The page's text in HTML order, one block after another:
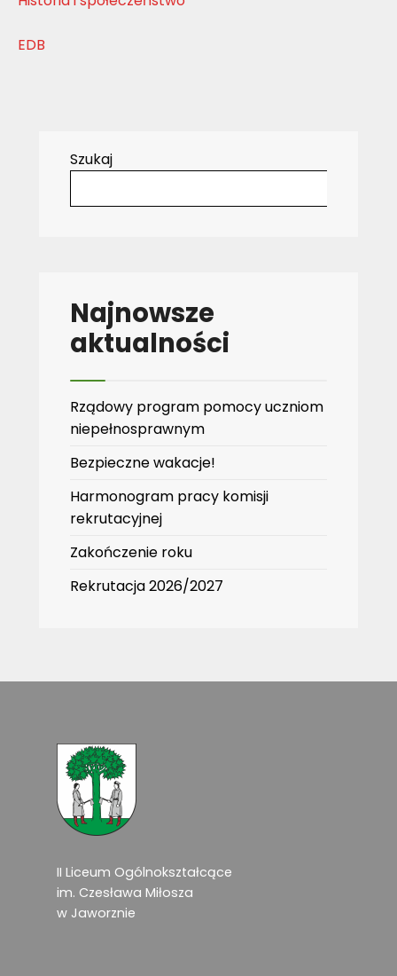
EDB
Szukaj
Najnowsze
aktualności
Rządowy program pomocy uczniom
niepełnosprawnym
Bezpieczne wakacje!
Harmonogram pracy komisji
rekrutacyjnej
Zakończenie roku
Rekrutacja 2026/2027
II Liceum Ogólnokształcące
im. Czesława Miłosza
w Jaworznie